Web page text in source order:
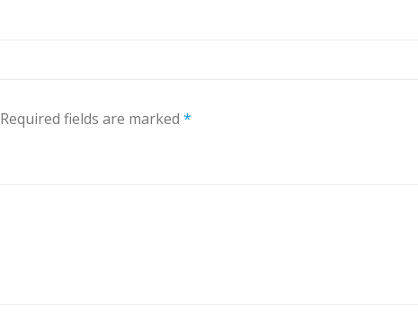
Required fields are marked *